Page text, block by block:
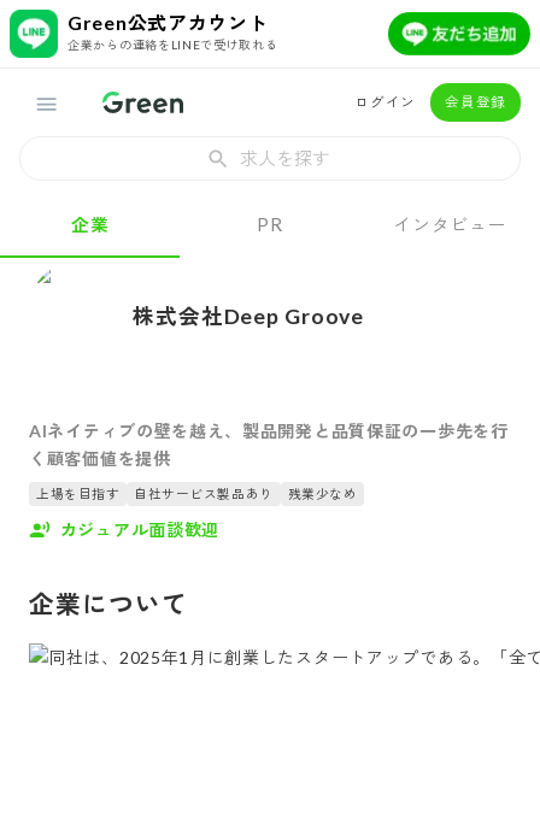
Green公式アカウント
企業からの連絡をLINEで受け取れる
ログイン 会員登録
求人を探す
企業 PR インタビュー
株式会社Deep Groove
AIネイティブの壁を越え、製品開発と品質保証の一歩先を行
く顧客価値を提供
上場を目指す 自社サービス製品あり 残業少なめ
カジュアル面談歓迎
企業について